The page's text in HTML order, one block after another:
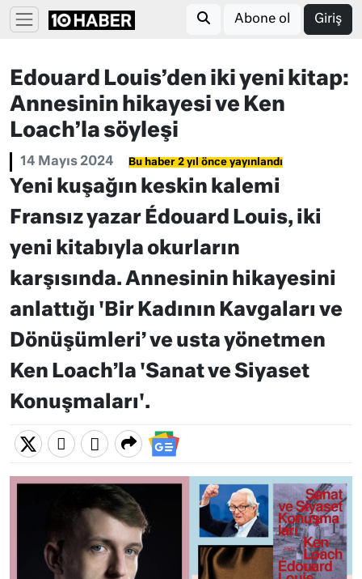
Abone ol Giriş
Edouard Louis’den iki yeni kitap:
Annesinin hikayesi ve Ken
Loach’la söyleşi
14 Mayıs 2024 Bu haber 2 yıl önce yayınlandı
Yeni kuşağın keskin kalemi
Fransız yazar Édouard Louis, iki
yeni kitabıyla okurların
karşısında. Annesinin hikayesini
anlattığı 'Bir Kadının Kavgaları ve
Dönüşümleri’ ve usta yönetmen
Ken Loach’la 'Sanat ve Siyaset
Konuşmaları'.